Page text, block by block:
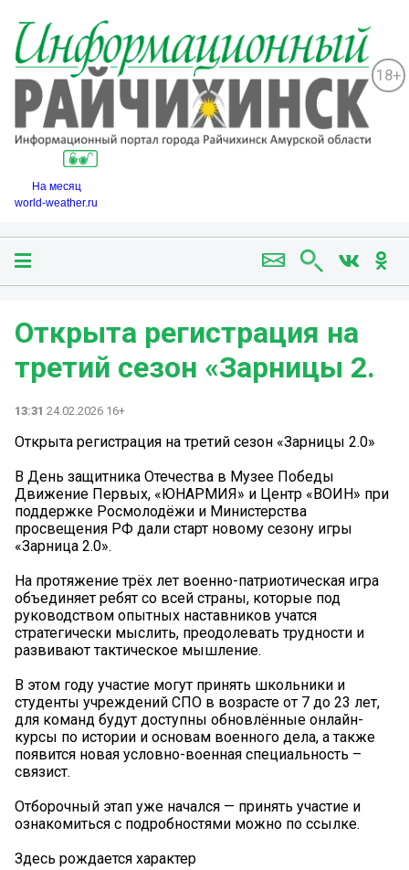
18+
На месяц
world-weather.ru
Открыта регистрация на
третий сезон «Зарницы 2.
13:31 24.02.2026 16+
Открыта регистрация на третий сезон «Зарницы 2.0»
В День защитника Отечества в Музее Победы
Движение Первых, «ЮНАРМИЯ» и Центр «ВОИН» при
поддержке Росмолодёжи и Министерства
просвещения РФ дали старт новому сезону игры
«Зарница 2.0».
На протяжение трёх лет военно-патриотическая игра
объединяет ребят со всей страны, которые под
руководством опытных наставников учатся
стратегически мыслить, преодолевать трудности и
развивают тактическое мышление.
В этом году участие могут принять школьники и
студенты учреждений СПО в возрасте от 7 до 23 лет,
для команд будут доступны обновлённые онлайн-
курсы по истории и основам военного дела, а также
появится новая условно-военная специальность –
связист.
Отборочный этап уже начался — принять участие и
ознакомиться с подробностями можно по ссылке.
Здесь рождается характер